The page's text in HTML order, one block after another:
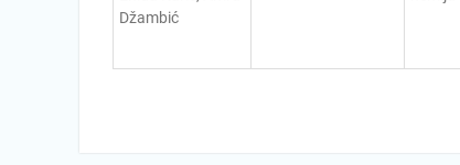
Džambić